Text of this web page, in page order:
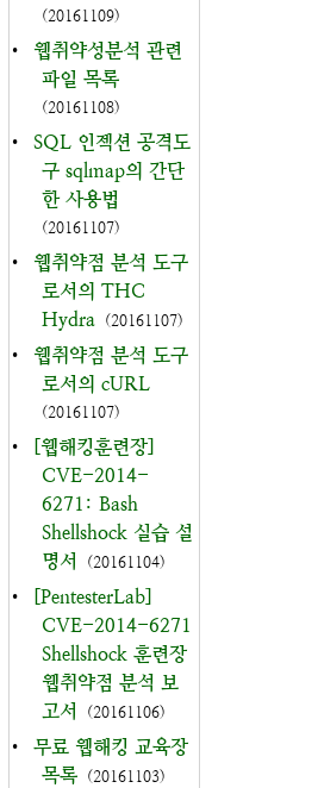
(20161109)
•
웹취약성분석 관련
파일 목록
(20161108)
•
SQL 인젝션 공격도
구 sqlmap의 간단
한 사용법
(20161107)
•
웹취약점 분석 도구
로서의 THC
Hydra (20161107)
•
웹취약점 분석 도구
로서의 cURL
(20161107)
•
[웹해킹훈련장]
CVE-2014-
6271: Bash
Shellshock 실습 설
명서
(20161104)
•
[PentesterLab]
CVE-2014-6271
Shellshock 훈련장
웹취약점 분석 보
고서
(20161106)
•
무료 웹해킹 교육장
목록 (20161103)